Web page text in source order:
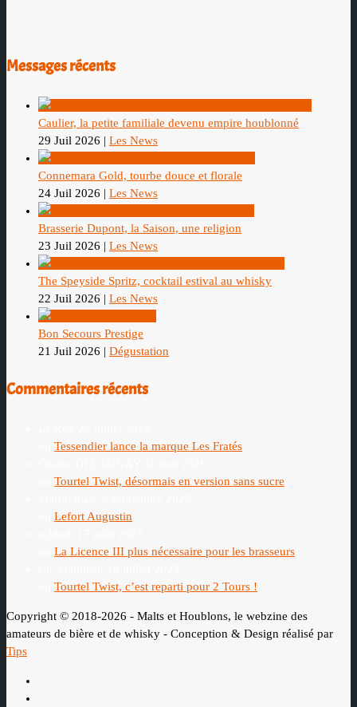
Messages récents
Caulier, la petite familiale devenu empire houblonné
29 Juil 2026 | Les News
Connemara Gold, tourbe douce et florale
24 Juil 2026 | Les News
Brasserie Dupont, la Saison, une religion
23 Juil 2026 | Les News
The Speyside Spritz, cocktail estival au whisky
22 Juil 2026 | Les News
Bon Secours Prestige
21 Juil 2026 | Dégustation
Commentaires récents
Tessendier lance la marque Les Fratés
Tourtel Twist, désormais en version sans sucre
Lefort Augustin
La Licence III plus nécessaire pour les brasseurs
Tourtel Twist, c’est reparti pour 2 Tours !
Copyright © 2018-2026 - Malts et Houblons, le webzine des
amateurs de bière et de whisky - Conception & Design réalisé par
Tips